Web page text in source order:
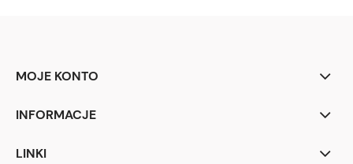
MOJE KONTO
INFORMACJE
LINKI